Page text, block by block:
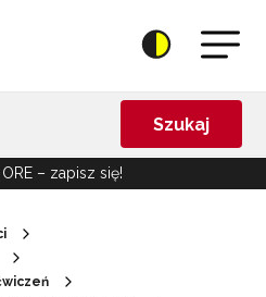
Szukaj
– zapisz się!